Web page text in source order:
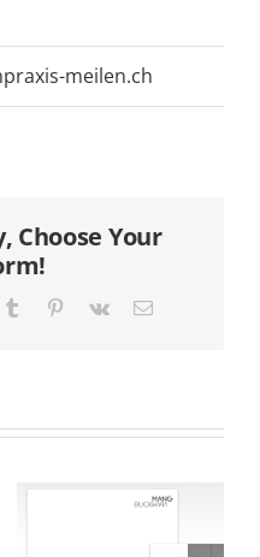
meilen.ch
Choose Your
Tumblr Pinterest
Vk
E-